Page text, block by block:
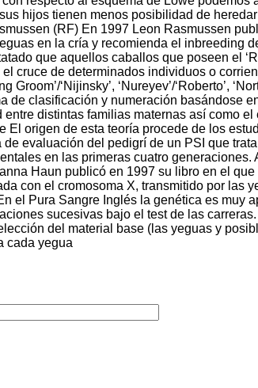
hijos tienen menos posibilidad de
(RF) En 1997 Leon Rasmussen
en la cría y recomienda el inbreeding
que aquellos caballos que poseen el
cruce de determinados individuos o
‘Nijinsky’, ‘Nureyev’/‘Roberto’,
de clasificación y numeración basándose
distintas familias maternas así como el
origen de esta teoría procede de los
evaluación del pedigrí de un PSI que
en las primeras cuatro generaciones.
Haun publicó en 1997 su libro en el
con el cromosoma X, transmitido por las
el Pura Sangre Inglés la genética es muy
sucesivas bajo el test de las
del material base (las yeguas y
cada yegua